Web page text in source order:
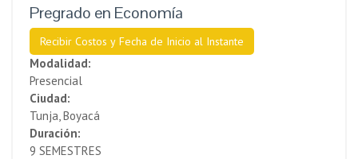
Pregrado en Economía
Recibir Costos y Fecha de Inicio al Instante
Modalidad:
Presencial
Ciudad:
Tunja, Boyacá
Duración:
9 SEMESTRES